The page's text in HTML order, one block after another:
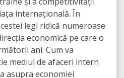
internațională. În
legi ridică numeroase
economică pe care o
ani. Cum va
mediul de afaceri intern
asupra economiei